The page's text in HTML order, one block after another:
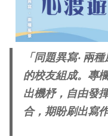
新亞影集
影片庫
New Asianships
「同題異寫‧ 兩
的校友組成。專
出機杼，自由發
合，期盼刷出寫